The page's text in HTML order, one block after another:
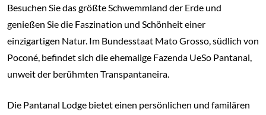
Besuchen Sie das größte Schwemmland der Erde und
genießen Sie die Faszination und Schönheit einer
einzigartigen Natur. Im Bundesstaat Mato Grosso, südlich von
Poconé, befindet sich die ehemalige Fazenda UeSo Pantanal,
unweit der berühmten Transpantaneira.
Die Pantanal Lodge bietet einen persönlichen und familären